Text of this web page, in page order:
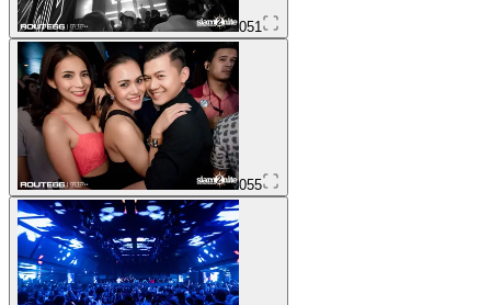
051
055